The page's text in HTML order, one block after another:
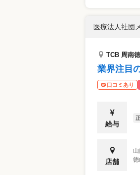
医療法人社団
TCB 周南
業界注目
口コミあり
給与
店舗